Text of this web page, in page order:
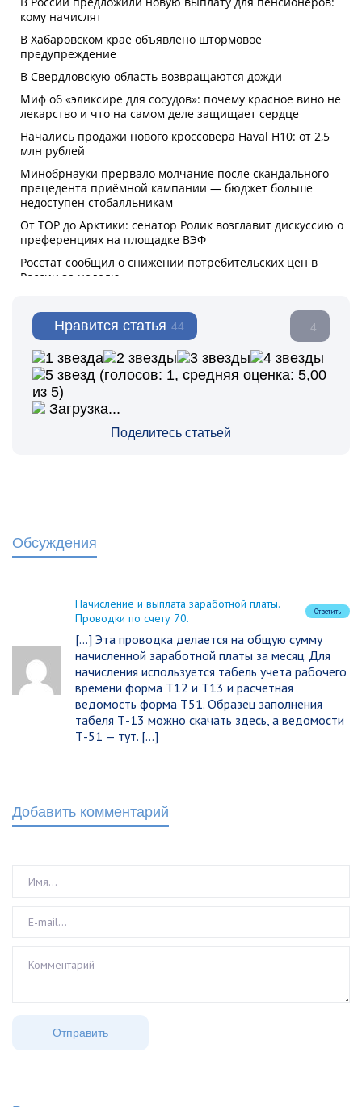
Нравится статья 44 4
Поделитесь статьей
(голосов: 1, средняя оценка: 5,00
из 5)
Загрузка...
Обсуждения
Начисление и выплата заработной платы.
Проводки по счету 70.
Ответить
[…] Эта проводка делается на общую сумму
начисленной заработной платы за месяц. Для
начисления используется табель учета рабочего
времени форма Т12 и Т13 и расчетная
ведомость форма Т51. Образец заполнения
табеля Т-13 можно скачать здесь, а ведомости
Т-51 — тут. […]
Добавить комментарий